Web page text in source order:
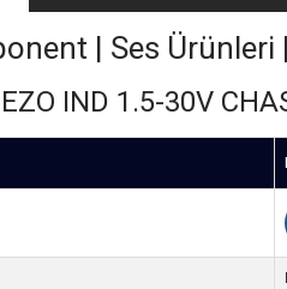
| Ses Ürünleri
IND 1.5-30V